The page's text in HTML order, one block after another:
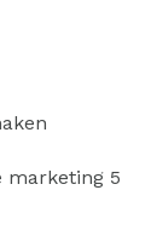
marketing 5